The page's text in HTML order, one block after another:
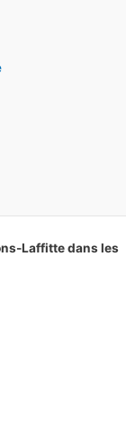
Laffitte dans les